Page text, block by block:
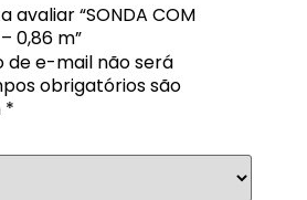
avaliar “SONDA COM
0,86 m”
de e-mail não será
obrigatórios são
*